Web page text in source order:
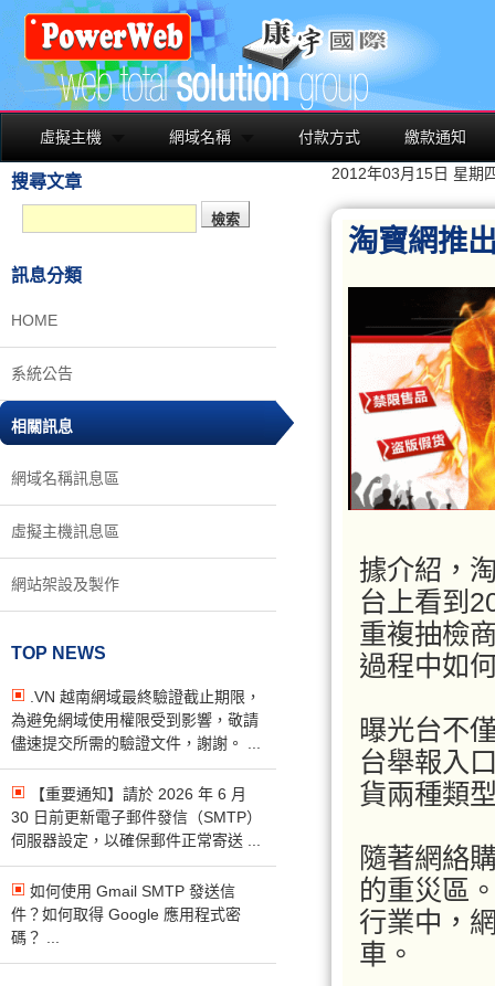
虛擬主機 網域名稱 付款方式 繳款通知
搜尋文章
訊息分類
HOME
系統公告
相關訊息
網域名稱訊息區
虛擬主機訊息區
網站架設及製作
TOP NEWS
.VN 越南網域最終驗證截止期限，
為避免網域使用權限受到影響，敬請
儘速提交所需的驗證文件，謝謝。 ...
【重要通知】請於 2026 年 6 月
30 日前更新電子郵件發信（SMTP）
伺服器設定，以確保郵件正常寄送 ...
如何使用 Gmail SMTP 發送信
件？如何取得 Google 應用程式密
碼？ ...
2012年03月15日 星期
淘寶網推
據介紹，
台上看到
重複抽檢
過程中如
曝光台不
台舉報入
貨兩種類
隨著網絡
的重災區
行業中，
車。